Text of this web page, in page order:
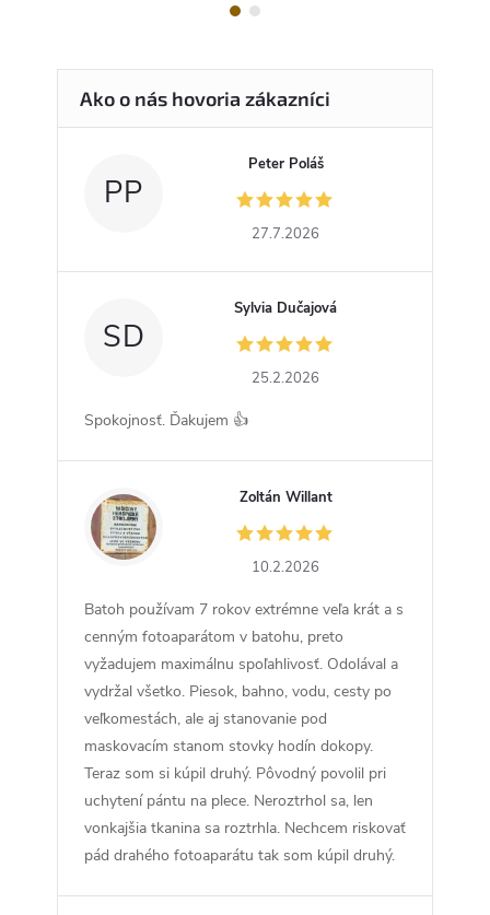
PP
Peter Poláš
27.7.2026
SD
Sylvia Dučajová
25.2.2026
Spokojnosť. Ďakujem 👍
ZW
Zoltán Willant
10.2.2026
Batoh používam 7 rokov extrémne veľa krát a s
cenným fotoaparátom v batohu, preto
vyžadujem maximálnu spoľahlivosť. Odolával a
vydržal všetko. Piesok, bahno, vodu, cesty po
veľkomestách, ale aj stanovanie pod
maskovacím stanom stovky hodín dokopy.
Teraz som si kúpil druhý. Pôvodný povolil pri
uchytení pántu na plece. Neroztrhol sa, len
vonkajšia tkanina sa roztrhla. Nechcem riskovať
pád drahého fotoaparátu tak som kúpil druhý.